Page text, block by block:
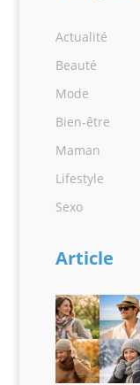
Actualité
Beauté
Mode
Bien-être
Maman
Lifestyle
Sexo
Article